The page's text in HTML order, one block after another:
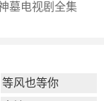
墓电视剧全集
等风也等你